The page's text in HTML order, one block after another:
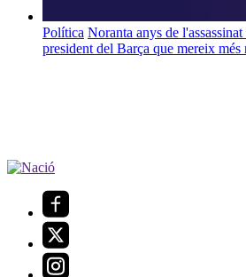
Política Noranta anys de
president del Barça que mereix més